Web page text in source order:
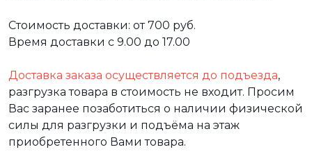
Стоимость доставки: от 700 руб.
Время доставки с 9.00 до 17.00
Доставка заказа осуществляется до подъезда,
разгрузка товара в стоимость не входит. Просим
Вас заранее позаботиться о наличии физической
силы для разгрузки и подъёма на этаж
приобретенного Вами товара.